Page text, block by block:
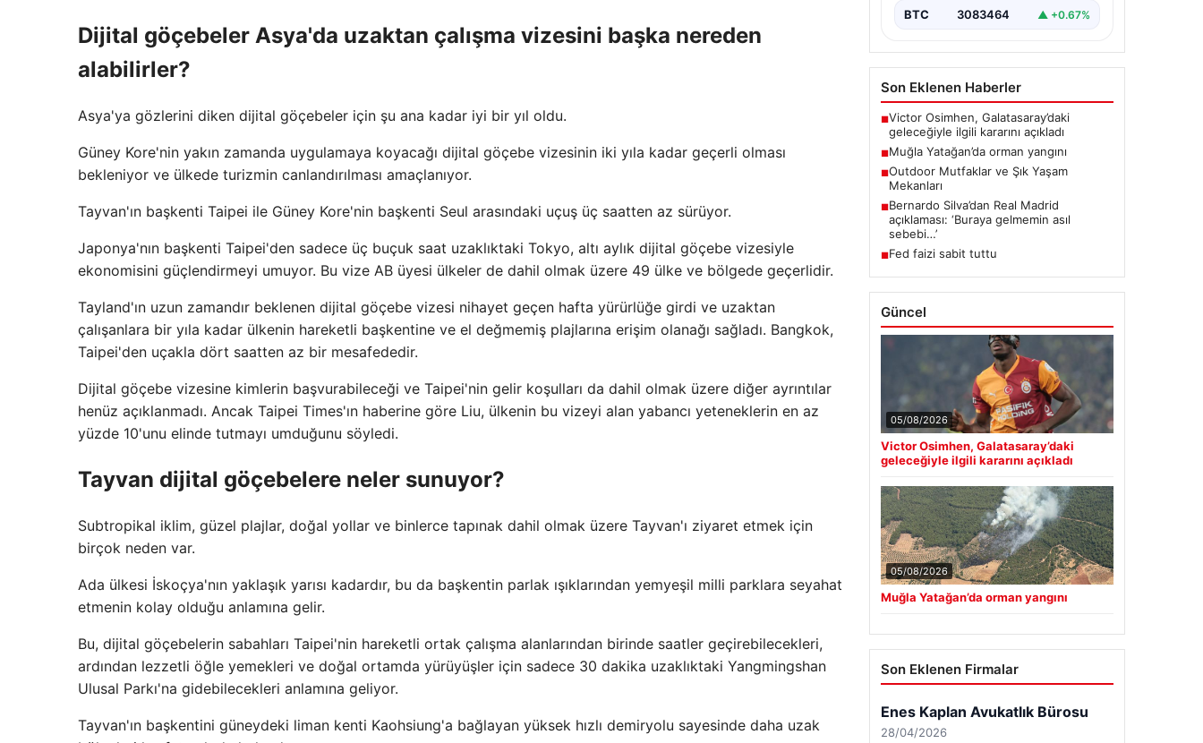
Dijital göçebeler Asya'da uzaktan çalışma vizesini başka nereden
alabilirler?
Asya'ya gözlerini diken dijital göçebeler için şu ana kadar iyi bir yıl oldu.
Güney Kore'nin yakın zamanda uygulamaya koyacağı dijital göçebe vizesinin iki yıla kadar geçerli olması
bekleniyor ve ülkede turizmin canlandırılması amaçlanıyor.
Tayvan'ın başkenti Taipei ile Güney Kore'nin başkenti Seul arasındaki uçuş üç saatten az sürüyor.
Japonya'nın başkenti Taipei'den sadece üç buçuk saat uzaklıktaki Tokyo, altı aylık dijital göçebe vizesiyle
ekonomisini güçlendirmeyi umuyor. Bu vize AB üyesi ülkeler de dahil olmak üzere 49 ülke ve bölgede geçerlidir.
Tayland'ın uzun zamandır beklenen dijital göçebe vizesi nihayet geçen hafta yürürlüğe girdi ve uzaktan
çalışanlara bir yıla kadar ülkenin hareketli başkentine ve el değmemiş plajlarına erişim olanağı sağladı. Bangkok,
Taipei'den uçakla dört saatten az bir mesafededir.
Dijital göçebe vizesine kimlerin başvurabileceği ve Taipei'nin gelir koşulları da dahil olmak üzere diğer ayrıntılar
henüz açıklanmadı. Ancak Taipei Times'ın haberine göre Liu, ülkenin bu vizeyi alan yabancı yeteneklerin en az
yüzde 10'unu elinde tutmayı umduğunu söyledi.
Tayvan dijital göçebelere neler sunuyor?
Subtropikal iklim, güzel plajlar, doğal yollar ve binlerce tapınak dahil olmak üzere Tayvan'ı ziyaret etmek için
birçok neden var.
Ada ülkesi İskoçya'nın yaklaşık yarısı kadardır, bu da başkentin parlak ışıklarından yemyeşil milli parklara seyahat
etmenin kolay olduğu anlamına gelir.
Bu, dijital göçebelerin sabahları Taipei'nin hareketli ortak çalışma alanlarından birinde saatler geçirebilecekleri,
ardından lezzetli öğle yemekleri ve doğal ortamda yürüyüşler için sadece 30 dakika uzaklıktaki Yangmingshan
Ulusal Parkı'na gidebilecekleri anlamına geliyor.
Tayvan'ın başkentini güneydeki liman kenti Kaohsiung'a bağlayan yüksek hızlı demiryolu sayesinde daha uzak
BTC 3083464 ▲ +0.67%
Son Eklenen Haberler
■Victor Osimhen, Galatasaray’daki
geleceğiyle ilgili kararını açıkladı
■Muğla Yatağan’da orman yangını
■Outdoor Mutfaklar ve Şık Yaşam
Mekanları
■Bernardo Silva’dan Real Madrid
açıklaması: ‘Buraya gelmemin asıl
sebebi…’
■Fed faizi sabit tuttu
Güncel
05/08/2026
Victor Osimhen, Galatasaray’daki
geleceğiyle ilgili kararını açıkladı
05/08/2026
Muğla Yatağan’da orman yangını
Son Eklenen Firmalar
Enes Kaplan Avukatlık Bürosu
28/04/2026